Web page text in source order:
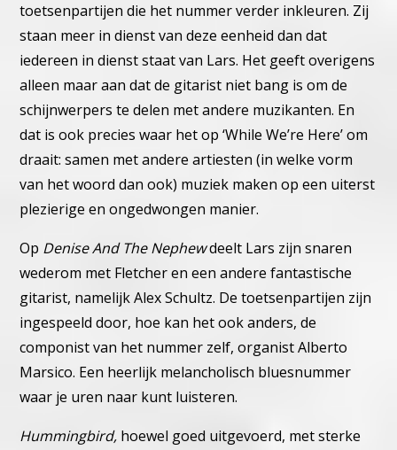
toetsenpartijen die het nummer verder inkleuren. Zij
staan meer in dienst van deze eenheid dan dat
iedereen in dienst staat van Lars. Het geeft overigens
alleen maar aan dat de gitarist niet bang is om de
schijnwerpers te delen met andere muzikanten. En
dat is ook precies waar het op ‘While We’re Here’ om
draait: samen met andere artiesten (in welke vorm
van het woord dan ook) muziek maken op een uiterst
plezierige en ongedwongen manier.
Op Denise And The Nephewdeelt Lars zijn snaren
wederom met Fletcher en een andere fantastische
gitarist, namelijk Alex Schultz. De toetsenpartijen zijn
ingespeeld door, hoe kan het ook anders, de
componist van het nummer zelf, organist Alberto
Marsico. Een heerlijk melancholisch bluesnummer
waar je uren naar kunt luisteren.
Hummingbird, hoewel goed uitgevoerd, met sterke